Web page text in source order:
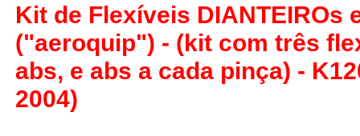
Kit de Flexíveis DIANTEIROs
("aeroquip") - (kit com três
abs, e abs a cada pinça) -
2004)